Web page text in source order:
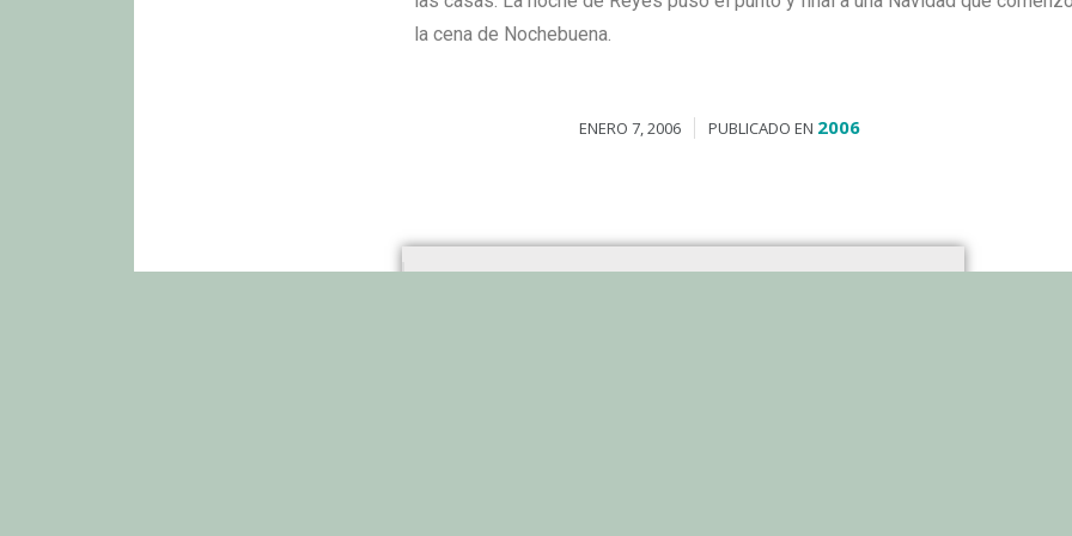
la cena de Nochebuena.
ENERO 7, 2006 PUBLICADO EN 2006